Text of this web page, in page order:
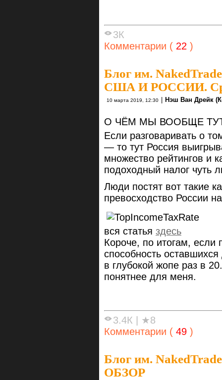
3К
Комментарии ( 22 )
Блог им.
США И РОССИИ.
10 марта 2019, 12:30 Нэш Ван Дрейк
О ЧЁМ МЫ ВООБЩЕ
Если разговаривать о
— то тут Россия
множество рейтингов и
подоходный налог чуть
Люди постят вот такие
превосходство России
вся статья здесь
Короче, по итогам, если
способность
в глубокой жопе раз в
понятнее для меня.
3.4К
★8
Комментарии ( 49 )
Блог им.
ОБЗОР